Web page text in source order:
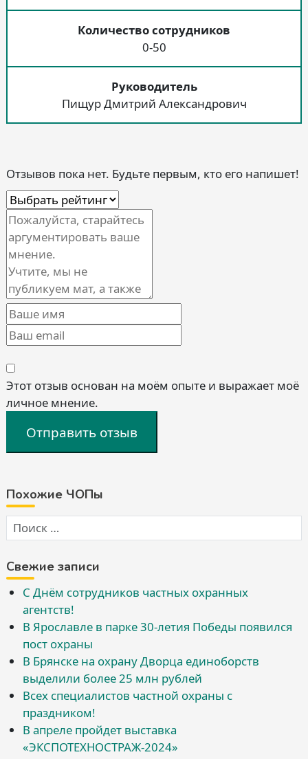
Количество сотрудников
0-50
Руководитель
Пищур Дмитрий Александрович
Отзывов пока нет. Будьте первым, кто его напишет!
Этот отзыв основан на моём опыте и выражает моё
личное мнение.
Отправить отзыв
Похожие ЧОПы
Свежие записи
С Днём сотрудников частных охранных
агентств!
В Ярославле в парке 30-летия Победы появился
пост охраны
В Брянске на охрану Дворца единоборств
выделили более 25 млн рублей
Всех специалистов частной охраны с
праздником!
В апреле пройдет выставка
«ЭКСПОТЕХНОСТРАЖ-2024»